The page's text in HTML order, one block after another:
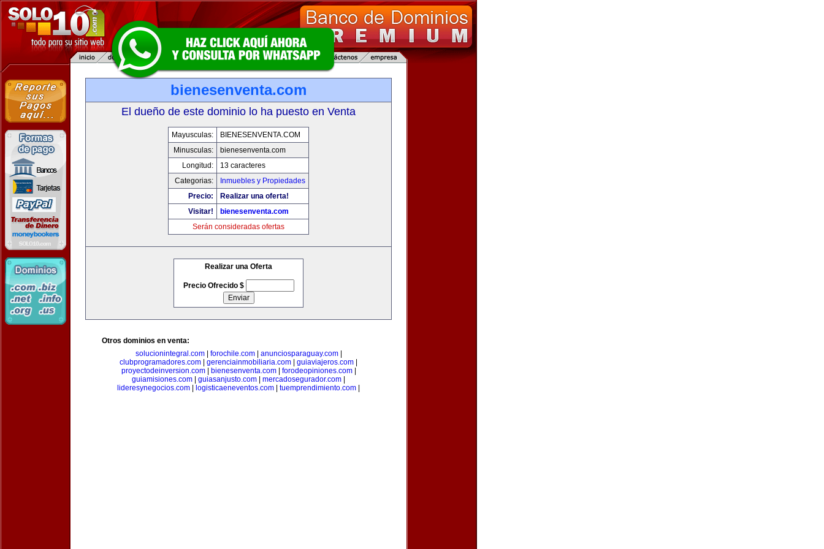
bienesenventa.com
El dueño de este dominio lo ha puesto en Venta
Mayusculas:
BIENESENVENTA.COM
Minusculas:
bienesenventa.com
Longitud:
13 caracteres
Categorias:
Inmuebles y Propiedades
Precio:
Realizar una oferta!
Visitar!
bienesenventa.com
Serán consideradas ofertas
Realizar una Oferta
Precio Ofrecido $
Otros dominios en venta:
solucionintegral.com| forochile.com| anunciosparaguay.com|
clubprogramadores.com
gerenciainmobiliaria.com guiaviajeros.com
proyectodeinversion.com| bienesenventa.com| forodeopiniones.com|
guiamisiones.com
guiasanjusto.com mercadosegurador.com
lideresynegocios.com
logisticaeneventos.com tuemprendimiento.com